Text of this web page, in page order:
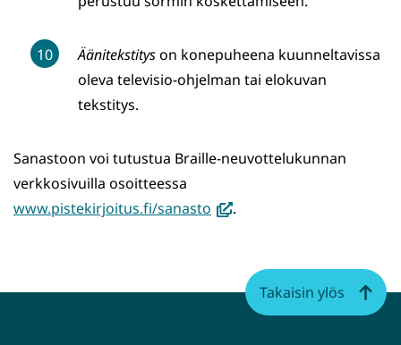
Äänitekstityson konepuheena kuunneltavissa
oleva televisio-ohjelman tai elokuvan
tekstitys.
Sanastoon voi tutustua Braille-neuvottelukunnan
verkkosivuilla osoitteessa
www.pistekirjoitus.fi/sanasto (avautuu
siirryt
toiseen
.
Takaisin ylös